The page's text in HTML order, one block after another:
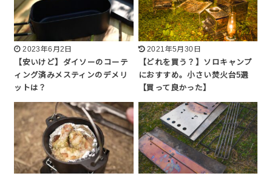
2023年6月2日
【安いけど】ダイソーのコーテ
ィング済みメスティンのデメリ
ットは？
2021年5月30日
【どれを買う？】ソロキャンプ
におすすめ。小さい焚火台5選
【買って良かった】